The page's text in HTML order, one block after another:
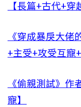
【長篇+古代+穿
《穿成暴戾大佬
+主受+攻受互寵+
《偷親測試》作
寵】